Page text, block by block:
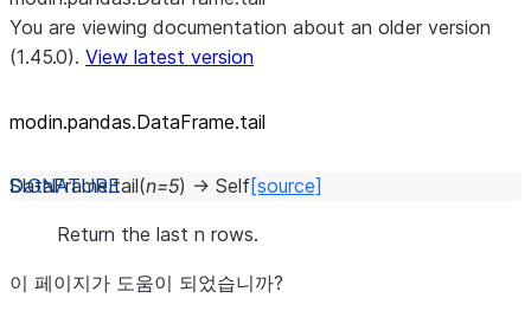
You are viewing documentation about an older version
(1.45.0). View latest version
modin.pandas.DataFrame.tail
DataFrame.tail(n=5) → Self[source]
Return the last n rows.
이 페이지가 도움이 되었습니까?